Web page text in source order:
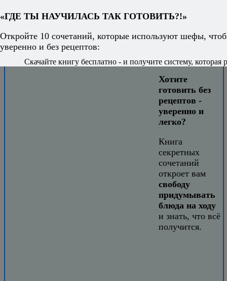
Треска с помидорками черри
Рыба со сливочным соусом и креветками
Халасле
Хотите
готовить без
рецептов -
уверенно и
легко?
Книга
секретных
сочетаний
откроет вам
свободу
придумывать
блюда на ходу
и знать, что всё
получится.
«ГДЕ ТЫ НАУЧИЛАСЬ ТАК ГОТОВИТЬ?!»
Откройте 10 сочетаний, которые используют шефы,
уверенно и без рецептов:
Скачайте книгу бесплатно - и получите систему, которая